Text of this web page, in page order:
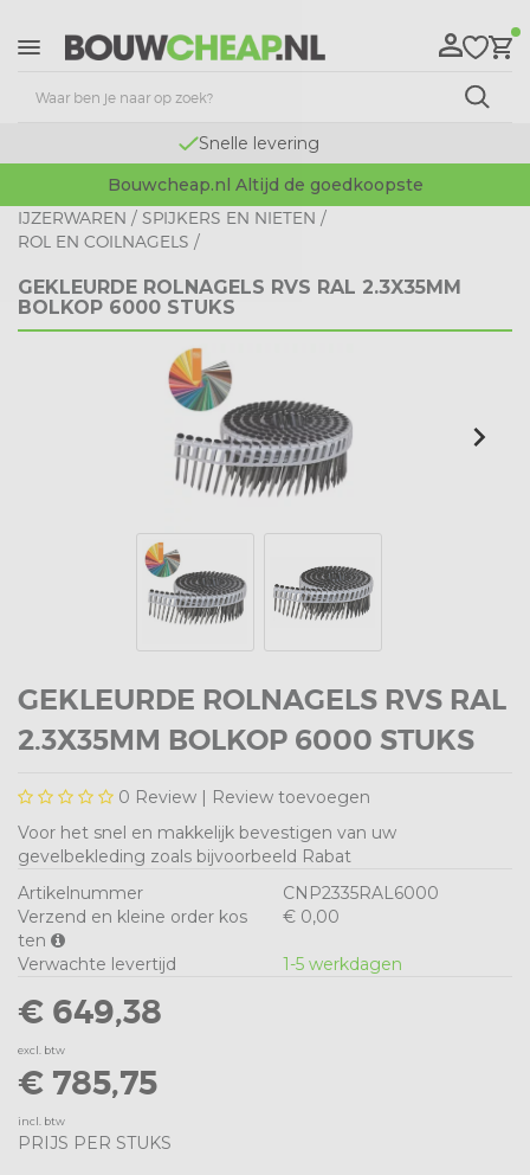
Snelle levering
Bouwcheap.nl Altijd de goedkoopste
IJZERWAREN / SPIJKERS EN NIETEN /
ROL EN COILNAGELS /
GEKLEURDE ROLNAGELS RVS RAL 2.3X35MM
BOLKOP 6000 STUKS
GEKLEURDE ROLNAGELS RVS RAL
2.3X35MM BOLKOP 6000 STUKS
0 Review | Review toevoegen
Voor het snel en makkelijk bevestigen van uw
gevelbekleding zoals bijvoorbeeld Rabat
Artikelnummer
CNP2335RAL6000
Verzend en kleine order kos
ten
€ 0,00
Verwachte levertijd 1-5 werkdagen
€ 649,38
excl. btw
€ 785,75
incl. btw
PRIJS PER STUKS